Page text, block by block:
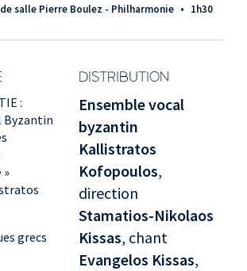
salle Pierre Boulez - Philharmonie • 1h30
DISTRIBUTION
:
Byzantin
grecs
Ensemble vocal
byzantin
Kallistratos
Kofopoulos,
direction
Stamatios-Nikolaos
Kissas, chant
Evangelos Kissas,